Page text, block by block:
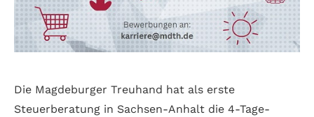
Die Magdeburger Treuhand hat als erste
Steuerberatung in Sachsen-Anhalt die 4-Tage-